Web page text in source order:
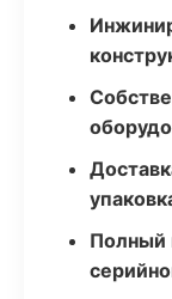
Полный